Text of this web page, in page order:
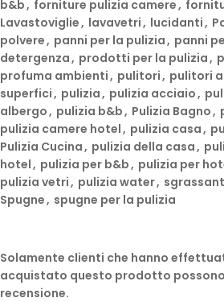
b&b, forniture pulizia camere,
Lavastoviglie, lavavetri, lucidanti,
polvere, panni per la pulizia, panni
detergenza, prodotti per la pulizia,
profuma ambienti, pulitori, pulitori
superfici, pulizia, pulizia acciaio,
albergo, pulizia b&b, Pulizia Bagno,
pulizia camere hotel, pulizia casa,
Pulizia Cucina, pulizia della casa,
hotel, pulizia per b&b, pulizia per
pulizia vetri, pulizia water,
Spugne, spugne per la pulizia
Solamente clienti che hanno
acquistato questo prodotto
recensione.